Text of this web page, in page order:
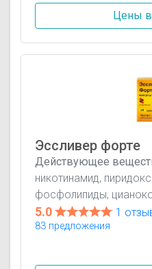
Цены в
Эссливер форте
Действующее
никотинамид,
фосфолипиды,
5.0 1
83 предложения